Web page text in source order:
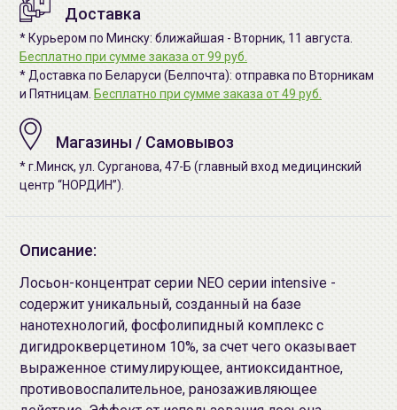
Доставка
* Курьером по Минску: ближайшая - Вторник, 11 августа.
Бесплатно при сумме заказа от 99 руб.
* Доставка по Беларуси (Белпочта): отправка по Вторникам
и Пятницам. Бесплатно при сумме заказа от 49 руб.
Магазины / Самовывоз
* г.Минск, ул. Сурганова, 47-Б (главный вход медицинский
центр “НОРДИН”).
Описание:
Лосьон-концентрат серии NEO серии intensive -
содержит уникальный, созданный на базе
нанотехнологий, фосфолипидный комплекс с
дигидрокверцетином 10%, за счет чего оказывает
выраженное стимулирующее, антиоксидантное,
противовоспалительное, ранозаживляющее